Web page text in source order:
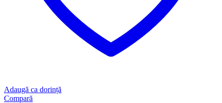
Adaugă ca dorință
Compară